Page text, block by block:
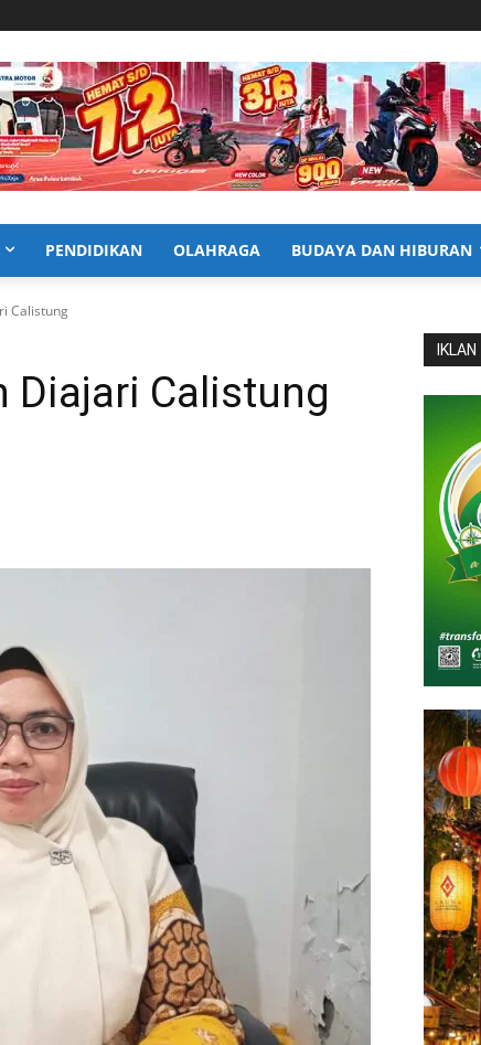
PENDIDIKAN OLAHRAGA BUDAYA DAN HIBURAN
Calistung
Diajari Calistung
IKLAN